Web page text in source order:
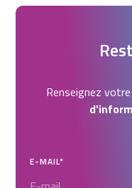
Renseignez
E-MAIL*